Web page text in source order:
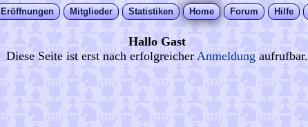
Eröffnungen Mitglieder Statistiken Home Forum Hilfe
Hallo Gast
Diese Seite ist erst nach erfolgreicher Anmeldung aufrufbar.